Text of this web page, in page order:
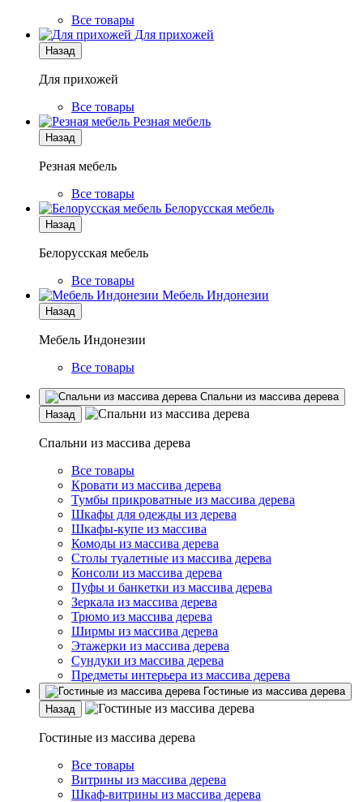
Все товары
Для прихожей
Назад
Для прихожей
Все товары
Резная мебель
Назад
Резная мебель
Все товары
Белорусская мебель
Назад
Белорусская мебель
Все товары
Мебель Индонезии
Назад
Мебель Индонезии
Все товары
Спальни из массива дерева
Назад
Спальни из массива дерева
Все товары
Кровати из массива дерева
Тумбы прикроватные из массива дерева
Шкафы для одежды из дерева
Шкафы-купе из массива
Комоды из массива дерева
Столы туалетные из массива дерева
Консоли из массива дерева
Пуфы и банкетки из массива дерева
Зеркала из массива дерева
Трюмо из массива дерева
Ширмы из массива дерева
Этажерки из массива дерева
Сундуки из массива дерева
Предметы интерьера из массива дерева
Гостиные из массива дерева
Назад
Гостиные из массива дерева
Все товары
Витрины из массива дерева
Шкаф-витрины из массива дерева